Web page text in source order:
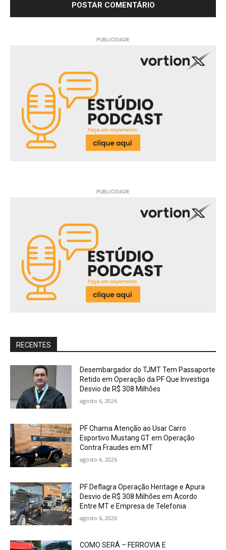
PUBLICIDADE
PUBLICIDADE
RECENTES
Desembargador do TJMT Tem Passaporte
Retido em Operação da PF Que Investiga
Desvio de R$ 308 Milhões
agosto 6, 2026
PF Chama Atenção ao Usar Carro
Esportivo Mustang GT em Operação
Contra Fraudes em MT
agosto 6, 2026
PF Deflagra Operação Heritage e Apura
Desvio de R$ 308 Milhões em Acordo
Entre MT e Empresa de Telefonia
agosto 6, 2026
COMO SERÁ – FERROVIA E